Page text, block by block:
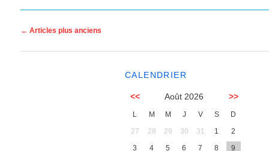
Navigation des articles
← Articles plus anciens
CALENDRIER
<< Août 2026 >>
L M M J V S
D
27
28 29 30 31 1
2
3
4 5 6 7 8 9